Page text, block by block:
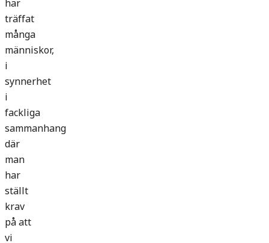
träffat
många
människor,
i
synnerhet
i
fackliga
sammanhang
där
man
har
ställt
krav
på att
vi